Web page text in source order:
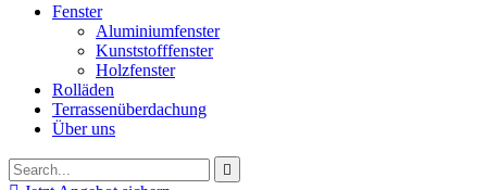
Fenster
Aluminiumfenster
Kunststofffenster
Holzfenster
Rolläden
Terrassenüberdachung
Über uns